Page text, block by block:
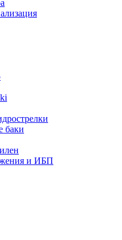
баки
и ИБП